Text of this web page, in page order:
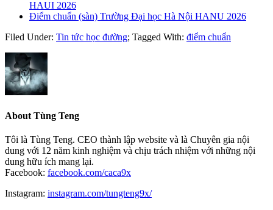
HAUI 2026
Điểm chuẩn (sàn) Trường Đại học Hà Nội HANU 2026
Filed Under: Tin tức học đường; Tagged With: điểm chuẩn
About Tùng Teng
Tôi là Tùng Teng. CEO thành lập website và là Chuyên gia nội
dung với 12 năm kinh nghiệm và chịu trách nhiệm với những nội
dung hữu ích mang lại.
Facebook: facebook.com/caca9x
Instagram: instagram.com/tungteng9x/